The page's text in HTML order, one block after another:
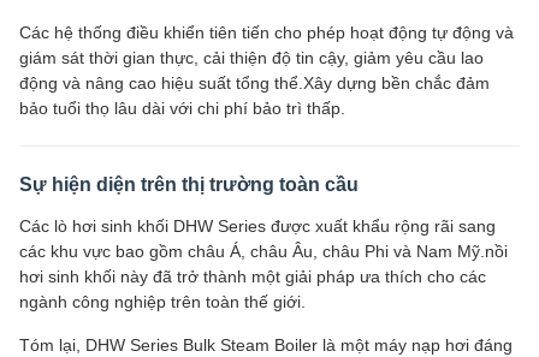
Các hệ thống điều khiển tiên tiến cho phép hoạt động tự động và
giám sát thời gian thực, cải thiện độ tin cậy, giảm yêu cầu lao
động và nâng cao hiệu suất tổng thể.Xây dựng bền chắc đảm
bảo tuổi thọ lâu dài với chi phí bảo trì thấp.
Sự hiện diện trên thị trường toàn cầu
Các lò hơi sinh khối DHW Series được xuất khẩu rộng rãi sang
các khu vực bao gồm châu Á, châu Âu, châu Phi và Nam Mỹ.nồi
hơi sinh khối này đã trở thành một giải pháp ưa thích cho các
ngành công nghiệp trên toàn thế giới.
Tóm lại, DHW Series Bulk Steam Boiler là một máy nạp hơi đáng